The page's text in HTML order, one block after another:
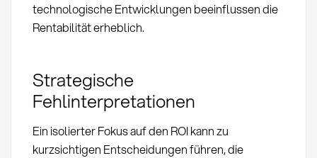
technologische Entwicklungen beeinflussen die
Rentabilität erheblich.
Strategische
Fehlinterpretationen
Ein isolierter Fokus auf den ROI kann zu
kurzsichtigen Entscheidungen führen, die